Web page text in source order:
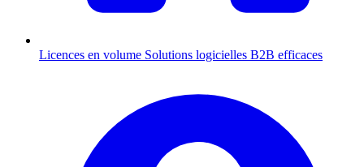
Licences en volume Solutions logicielles B2B efficaces